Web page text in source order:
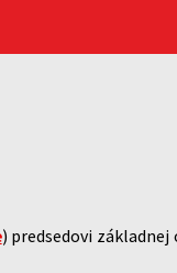
) predsedovi